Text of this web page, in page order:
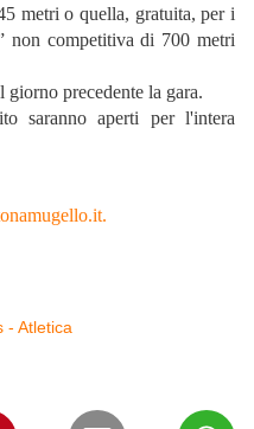
metri o quella, gratuita, per i
non competitiva di 700 metri
giorno precedente la gara.
saranno aperti per l'intera
- Atletica